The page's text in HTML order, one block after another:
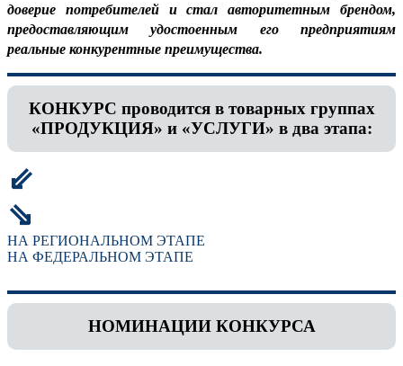
доверие потребителей и стал авторитетным брендом,
предоставляющим удостоенным его предприятиям
реальные конкурентные преимущества.
КОНКУРС проводится в товарных группах
«ПРОДУКЦИЯ» и «УСЛУГИ» в два этапа:
⇙
⇘
НА РЕГИОНАЛЬНОМ ЭТАПЕ
НА ФЕДЕРАЛЬНОМ ЭТАПЕ
НОМИНАЦИИ КОНКУРСА